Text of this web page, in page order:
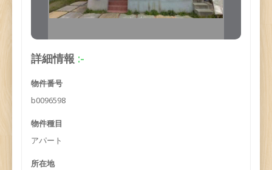
詳細情報 :-
物件番号
b0096598
物件種目
アパート
所在地